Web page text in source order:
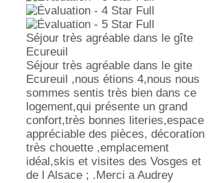
Séjour très agréable dans le gîte
Ecureuil
Séjour très agréable dans le gite
Ecureuil ,nous étions 4,nous nous
sommes sentis très bien dans ce
logement,qui présente un grand
confort,très bonnes literies,espace
appréciable des pièces, décoration
très chouette ,emplacement
idéal,skis et visites des Vosges et
de l Alsace ; .Merci a Audrey